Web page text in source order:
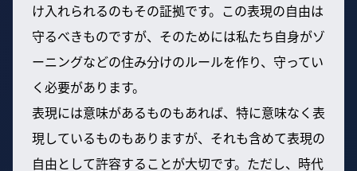
け入れられるのもその証拠です。この表現の自由は
守るべきものですが、そのためには私たち自身がゾ
ーニングなどの住み分けのルールを作り、守ってい
く必要があります。
表現には意味があるものもあれば、特に意味なく表
現しているものもありますが、それも含めて表現の
自由として許容することが大切です。ただし、時代